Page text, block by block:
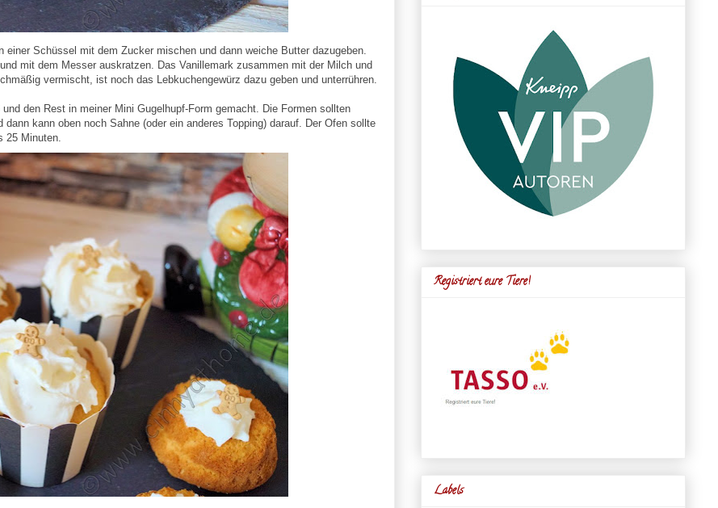
Schüssel mit dem Zucker mischen und dann weiche Butter dazugeben.
mit dem Messer auskratzen. Das Vanillemark zusammen mit der Milch und
vermischt, ist noch das Lebkuchengewürz dazu geben und unterrühren.
den Rest in meiner Mini Gugelhupf-Form gemacht. Die Formen sollten
kann oben noch Sahne (oder ein anderes Topping) darauf. Der Ofen sollte
25 Minuten.
Registriert eure Tiere!
Labels